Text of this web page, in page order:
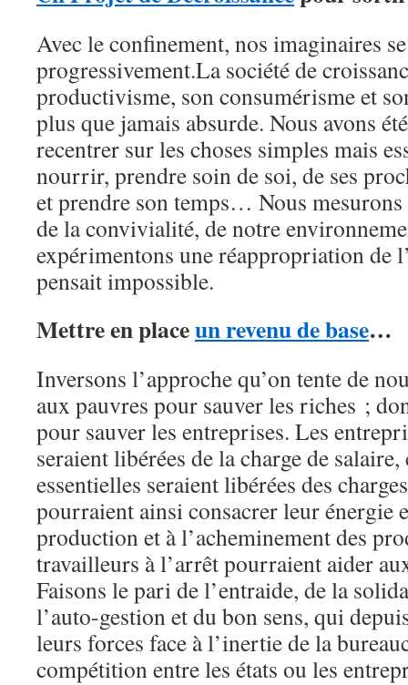
Avec le confinement, nos imaginaires
progressivement.La société de
productivisme, son consumérisme et
plus que jamais absurde. Nous avons
recentrer sur les choses simples mais
nourrir, prendre soin de soi, de ses
et prendre son temps… Nous
de la convivialité, de notre
expérimentons une réappropriation de
pensait impossible.
Mettre en placeun revenu de base…
Inversons l’approche qu’on tente de
aux pauvres pour sauver les riches ;
pour sauver les entreprises. Les
seraient libérées de la charge de
essentielles seraient libérées des
pourraient ainsi consacrer leur énergie
production et à l’acheminement des
travailleurs à l’arrêt pourraient aider
Faisons le pari de l’entraide, de la
l’auto-gestion et du bon sens, qui
leurs forces face à l’inertie de la
compétition entre les états ou les